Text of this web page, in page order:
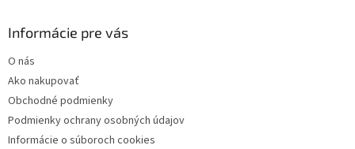
Informácie pre vás
O nás
Ako nakupovať
Obchodné podmienky
Podmienky ochrany osobných údajov
Informácie o súboroch cookies